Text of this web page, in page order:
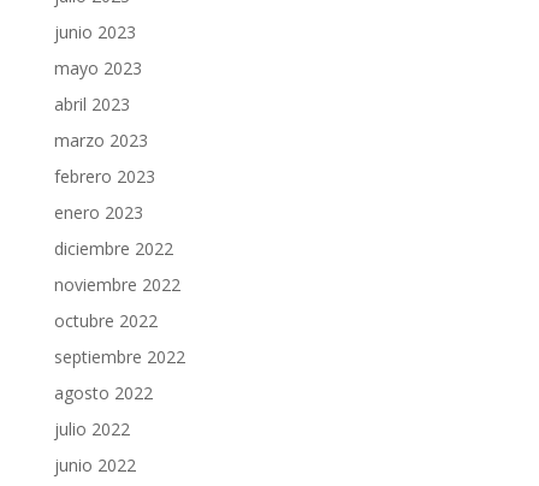
junio 2023
mayo 2023
abril 2023
marzo 2023
febrero 2023
enero 2023
diciembre 2022
noviembre 2022
octubre 2022
septiembre 2022
agosto 2022
julio 2022
junio 2022